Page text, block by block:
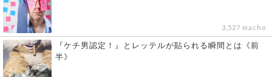
3,527 macho
『ケチ男認定！』とレッテルが貼られる瞬間とは《前
半》